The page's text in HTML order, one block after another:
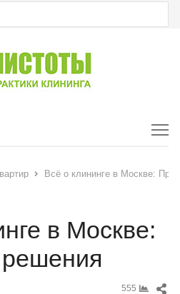
Всё о клининге в Москве:
в Москве:
555